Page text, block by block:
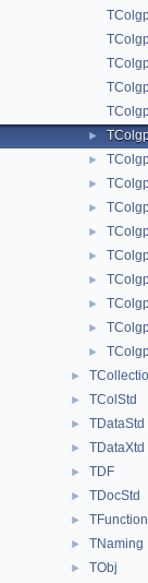
►
►
►
►
►
►
►
►
►
►
►
► TColStd
► TDataStd
► TDataXtd
► TDF
► TDocStd
► TFunction
► TNaming
► TObj